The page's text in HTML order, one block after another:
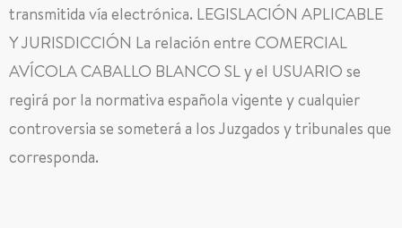
transmitida vía electrónica. LEGISLACIÓN APLICABLE
Y JURISDICCIÓN La relación entre COMERCIAL
AVÍCOLA CABALLO BLANCO SL y el USUARIO se
regirá por la normativa española vigente y cualquier
controversia se someterá a los Juzgados y tribunales que
corresponda.